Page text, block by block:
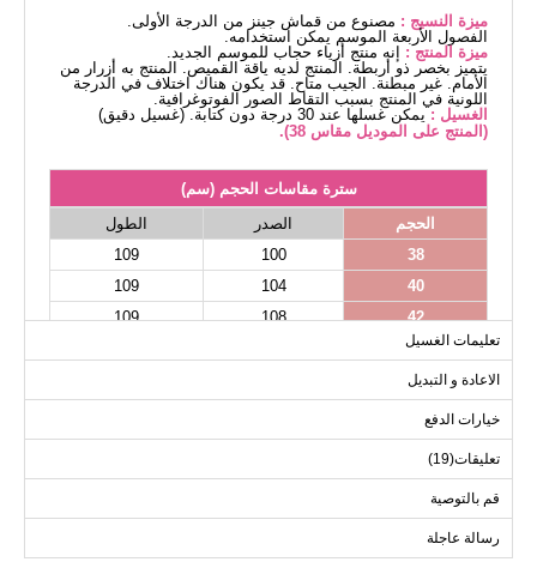
ميزة النسيج : مصنوع من قماش جينز من الدرجة الأولى.
الفصول الأربعة الموسم يمكن استخدامه.
ميزة المنتج : إنه منتج أزياء حجاب للموسم الجديد.
يتميز بخصر ذو أربطة. المنتج لديه ياقة القميص. المنتج به أزرار من
الأمام. غير مبطنة. الجيب متاح. قد يكون هناك اختلاف في الدرجة
اللونية في المنتج بسبب التقاط الصور الفوتوغرافية.
الغسيل : يمكن غسلها عند 30 درجة دون كتابة. (غسيل دقيق)
(المنتج على الموديل مقاس 38).
سترة مقاسات الحجم (سم)
الحجم
الصدر
الطول
38
100
109
40
104
109
42
108
109
44
46
تعليمات الغسيل
الاعادة و التبديل
خيارات الدفع
تعليقات(19)
قم بالتوصية
رسالة عاجلة